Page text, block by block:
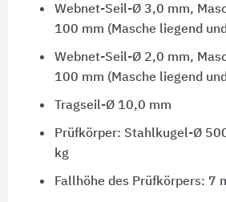
Webnet-Seil-Ø 3,0 mm,
100 mm (Masche liegend
Webnet-Seil-Ø 2,0 mm,
100 mm (Masche liegend
Tragseil-Ø 10,0 mm
Prüfkörper: Stahlkugel-Ø
kg
Fallhöhe des Prüfkörpers: 7